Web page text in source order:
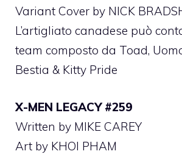
Variant Cover by NICK
L’artigliato canadese può
team composto da Toad,
Bestia & Kitty Pride
X-MEN LEGACY #259
Written by MIKE CAREY
Art by KHOI PHAM